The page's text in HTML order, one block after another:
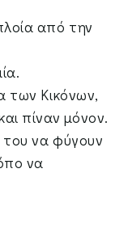
από την
των Κικόνων,
πίναν μόνον.
να φύγουν
να